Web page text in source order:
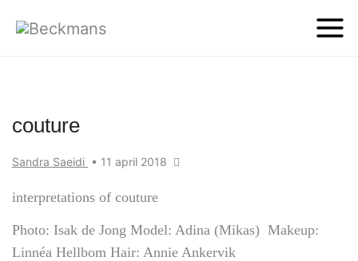
couture
Sandra Saeidi • 11 april 2018
interpretations of couture
Photo: Isak de Jong Model: Adina (Mikas) Makeup:
Linnéa Hellbom Hair: Annie Ankervik